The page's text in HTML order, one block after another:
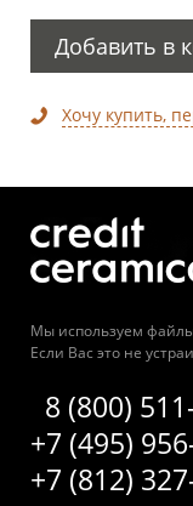
Добавить в
Хочу купить,
Мы используем
Если Вас это не
8 (800)
+7 (495)
+7 (812)